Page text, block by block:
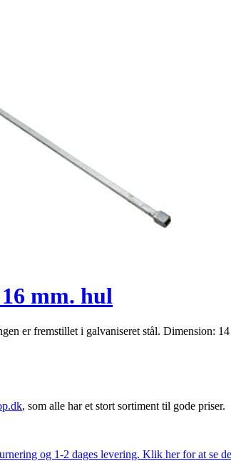
mm. hul
er fremstillet i galvaniseret stål. Dimension:
, som alle har et stort sortiment til gode priser.
og 1-2 dages levering. Klik her for at se